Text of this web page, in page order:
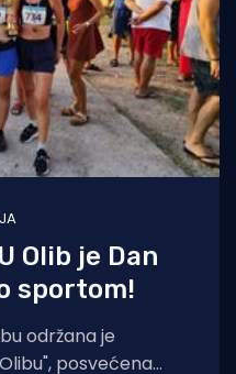
Olib je Dan
sportom!
održana je
posvećena